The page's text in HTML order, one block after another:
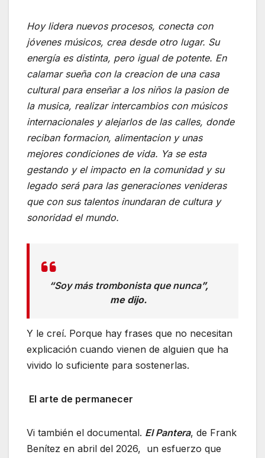
Hoy lidera nuevos procesos, conecta con
jóvenes músicos, crea desde otro lugar. Su
energía es distinta, pero igual de potente. En
calamar sueña con la creacion de una casa
cultural para enseñar a los niños la pasion de
la musica, realizar intercambios con músicos
internacionales y alejarlos de las calles, donde
reciban formacion, alimentacion y unas
mejores condiciones de vida. Ya se esta
gestando y el impacto en la comunidad y su
legado será para las generaciones venideras
que con sus talentos inundaran de cultura y
sonoridad el mundo.
“Soy más trombonista que nunca”,
me dijo.
Y le creí. Porque hay frases que no necesitan
explicación cuando vienen de alguien que ha
vivido lo suficiente para sostenerlas.
El arte de permanecer
Vi también el documental. El Pantera, de Frank
Benítez en abril del 2026, un esfuerzo que